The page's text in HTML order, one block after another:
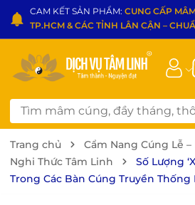
Trang chủ
Cẩm Nang Cúng Lễ
Nghi Thức Tâm Linh
Số Lượng
Trong Các Bàn Cúng Truyền Thống